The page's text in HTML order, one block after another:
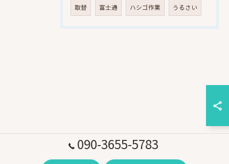
取替 富士通 ハシゴ作業 うるさい
090-3655-5783